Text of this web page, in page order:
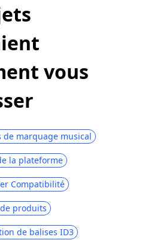
vous
de marquage musical
la plateforme
Compatibilité
produits
de balises ID3